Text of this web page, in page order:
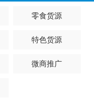
想做微商的你，对于货
零食货源
特色货源
微商推广